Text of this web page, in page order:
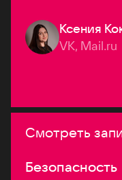
Ксения
VK, Mail.ru
Смотреть
Безопасность